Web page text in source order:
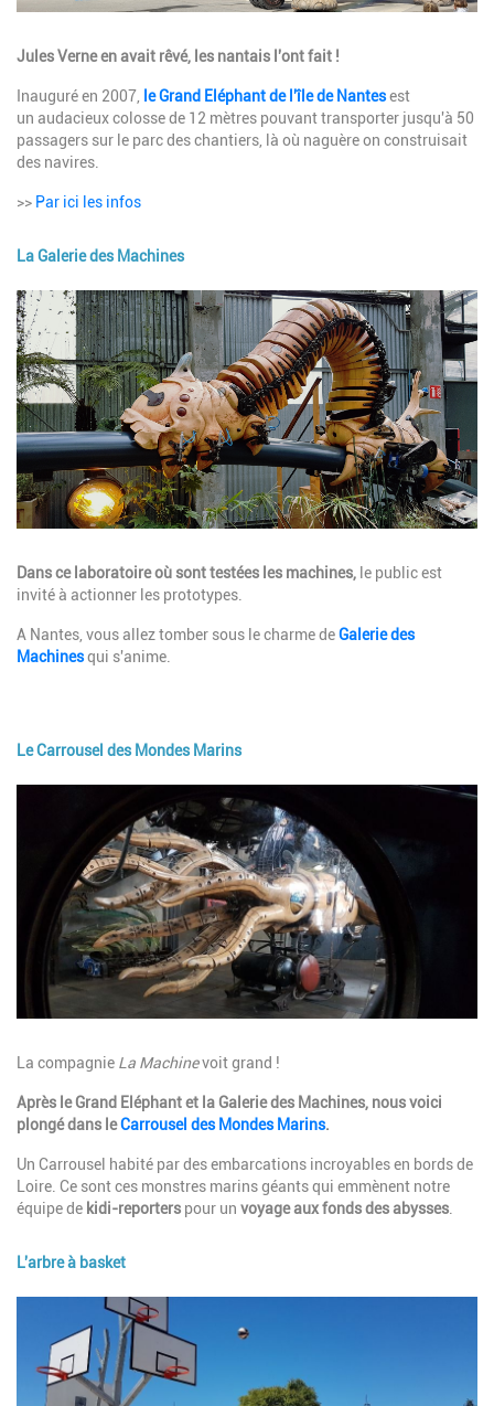
Description
Jules Verne en avait rêvé, les nantais l'ont fait !
Inauguré en 2007, le Grand Eléphant de l'île de Nantesest
un audacieux colosse de 12 mètres pouvant transporter jusqu'à 50
passagers sur le parc des chantiers, là où naguère on construisait
des navires.
>> Par ici les infos
La Galerie des Machines
Image
Description
Dans ce laboratoire où sont testées les machines, le public est
invité à actionner les prototypes.
A Nantes, vous allez tomber sous le charme deGalerie des
Machinesqui s'anime.
Le Carrousel des Mondes Marins
Description
La compagnie La Machinevoit grand !
Après le Grand Eléphant et la Galerie des Machines, nous voici
plongé dans leCarrousel des Mondes Marins.
Un Carrousel habité par des embarcations incroyables en bords de
Loire. Ce sont ces monstres marins géants qui emmènent notre
équipe de kidi-reporters pour un voyage aux fonds des abysses
L'arbre à basket